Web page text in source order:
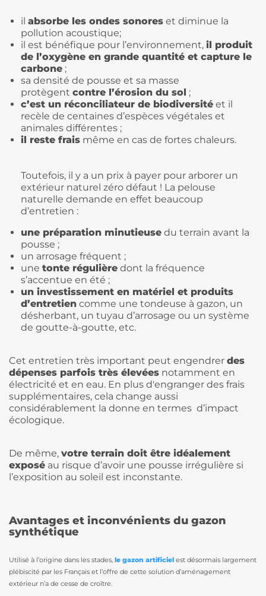
il absorbe les ondes sonores et diminue la
pollution acoustique;
il est bénéfique pour l’environnement, il produit
de l’oxygène en grande quantité et capture le
carbone ;
sa densité de pousse et sa masse
protègent contre l’érosion du sol ;
c’est un réconciliateur de biodiversité et il
recèle de centaines d’espèces végétales et
animales différentes ;
il reste frais même en cas de fortes chaleurs.
Toutefois, il y a un prix à payer pour arborer un
extérieur naturel zéro défaut ! La pelouse
naturelle demande en effet beaucoup
d’entretien :
une préparation minutieuse du terrain avant la
pousse ;
un arrosage fréquent ;
une tonte régulière dont la fréquence
s’accentue en été ;
un investissement en matériel et produits
d’entretien comme une tondeuse à gazon, un
désherbant, un tuyau d’arrosage ou un système
de goutte-à-goutte, etc.
Cet entretien très important peut engendrer des
dépenses parfois très élevées notamment en
électricité et en eau. En plus d'engranger des frais
supplémentaires, cela change aussi
considérablement la donne en termes d’impact
écologique.
De même, votre terrain doit être idéalement
exposé au risque d’avoir une pousse irrégulière si
l’exposition au soleil est inconstante.
Avantages et inconvénients du gazon
synthétique
Utilisé à l’origine dans les stades, le gazon artificiel est désormais largement
plébiscité par les Français et l’offre de cette solution d’aménagement
extérieur n’a de cesse de croître.